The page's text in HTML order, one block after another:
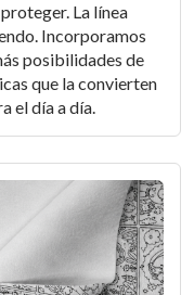
La línea
Incorporamos
posibilidades de
que la convierten
el día a día.